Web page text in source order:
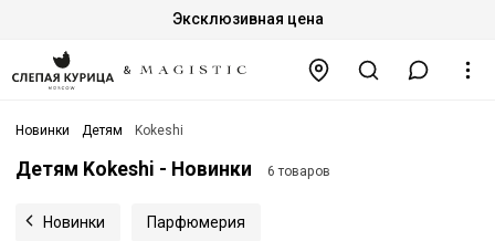
Эксклюзивная цена
Новинки Детям Kokeshi
Детям Kokeshi - Новинки 6 товаров
Новинки Парфюмерия